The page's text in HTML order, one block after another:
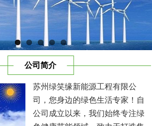
公司简介
苏州绿笑缘新能源工程有限公
司，您身边的绿色生活专家！自
公司成立以来，我们始终专注绿